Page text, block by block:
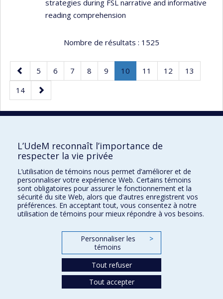
strategies during FSL narrative and informative
reading comprehension
Nombre de résultats : 1525
Page
précédente
Page
5 Page
6 Page
7 Page
8 Page
9 Page
10
Page
Page
11 Page
12 Page
13
Page
14
Page
suivante
Faculté des sciences de l'éducation
Pavillon Marie-Victorin
90, avenue Vincent-d'Indy
Montréal (Québec) H2V 2S9
L’UdeM reconnaît l’importance de
respecter la vie privée
L’utilisation de témoins nous permet d’améliorer et de
personnaliser votre expérience Web. Certains témoins
sont obligatoires pour assurer le fonctionnement et la
sécurité du site Web, alors que d’autres enregistrent vos
préférences. En acceptant tout, vous consentez à notre
utilisation de témoins pour mieux répondre à vos besoins.
Personnaliser les
témoins
>
Tout refuser
Tout accepter